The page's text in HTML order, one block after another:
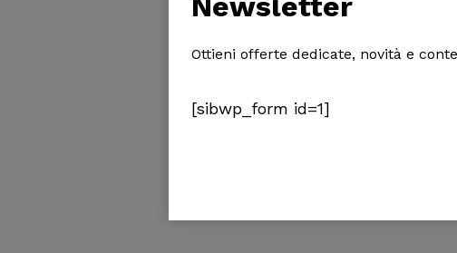
Ottieni offerte dedicate, novità e
[sibwp_form id=1]